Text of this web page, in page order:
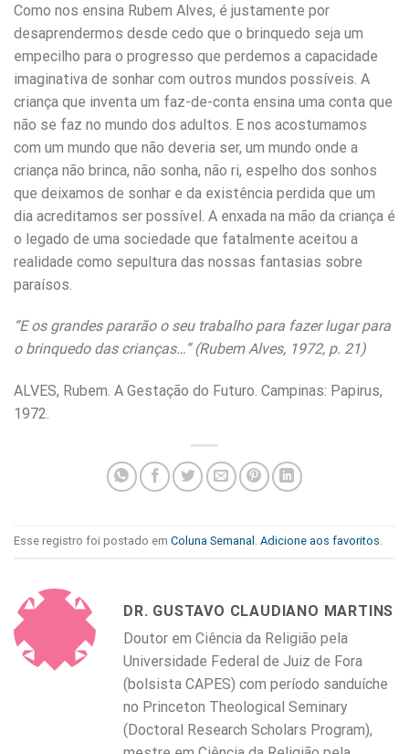
Como nos ensina Rubem Alves, é justamente por
desaprendermos desde cedo que o brinquedo seja um
empecilho para o progresso que perdemos a capacidade
imaginativa de sonhar com outros mundos possíveis. A
criança que inventa um faz-de-conta ensina uma conta que
não se faz no mundo dos adultos. E nos acostumamos
com um mundo que não deveria ser, um mundo onde a
criança não brinca, não sonha, não ri, espelho dos sonhos
que deixamos de sonhar e da existência perdida que um
dia acreditamos ser possível. A enxada na mão da criança é
o legado de uma sociedade que fatalmente aceitou a
realidade como sepultura das nossas fantasias sobre
paraísos.
“E os grandes pararão o seu trabalho para fazer lugar para
o brinquedo das crianças…” (Rubem Alves, 1972, p. 21)
ALVES, Rubem. A Gestação do Futuro. Campinas: Papirus,
1972.
Esse registro foi postado em Coluna Semanal . Adicione aos favoritos.
DR. GUSTAVO CLAUDIANO MARTINS
Doutor em Ciência da Religião pela
Universidade Federal de Juiz de Fora
(bolsista CAPES) com período sanduíche
no Princeton Theological Seminary
(Doctoral Research Scholars Program),